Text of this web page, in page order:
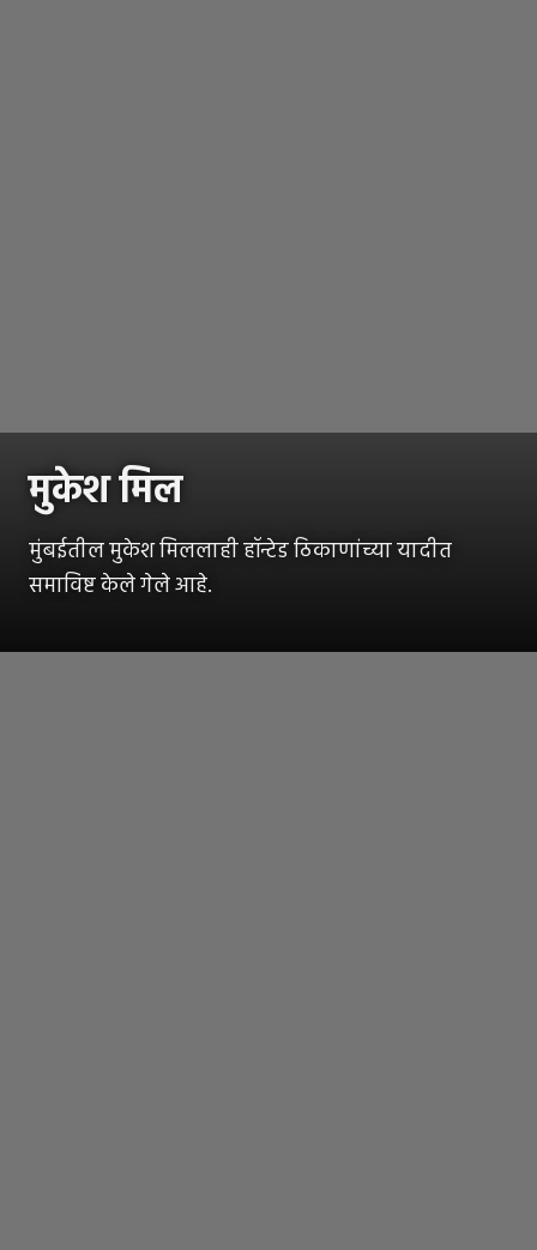
मुकेश मिल
मुंबईतील मुकेश मिललाही हॉन्टेड ठिकाणांच्या यादीत
समाविष्ट केले गेले आहे.